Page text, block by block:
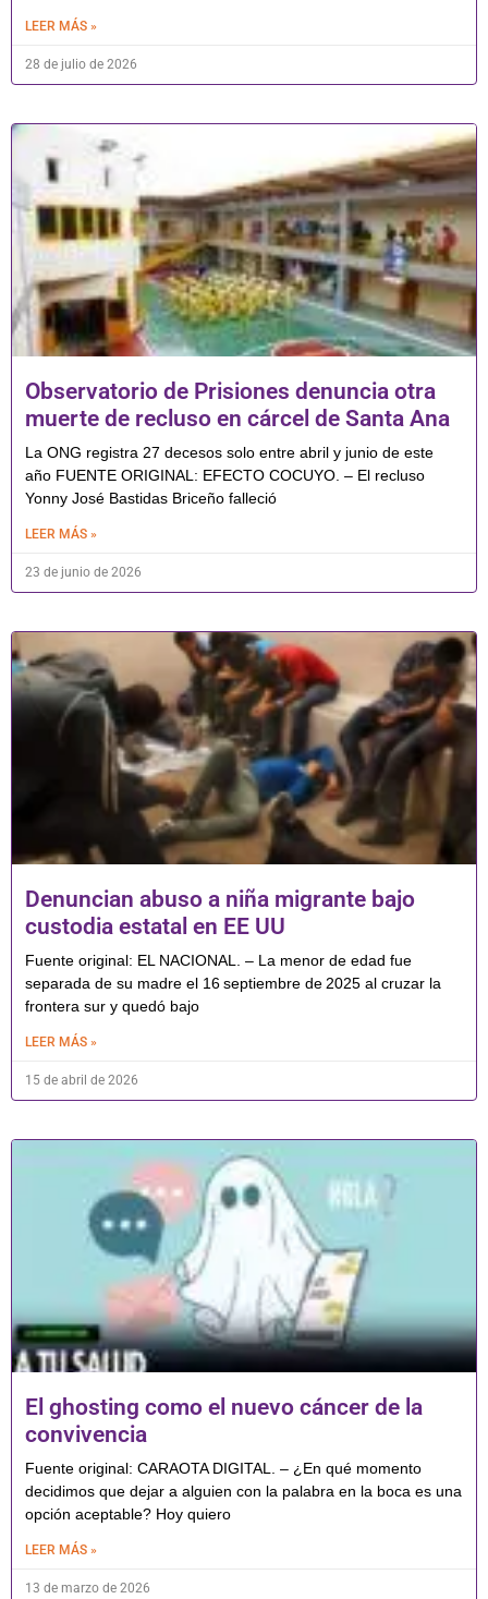
LEER MÁS »
28 de julio de 2026
Observatorio de Prisiones denuncia otra
muerte de recluso en cárcel de Santa Ana
La ONG registra 27 decesos solo entre abril y junio de este
año FUENTE ORIGINAL: EFECTO COCUYO. – El recluso
Yonny José Bastidas Briceño falleció
LEER MÁS »
23 de junio de 2026
Denuncian abuso a niña migrante bajo
custodia estatal en EE UU
Fuente original: EL NACIONAL. – La menor de edad fue
separada de su madre el 16 septiembre de 2025 al cruzar la
frontera sur y quedó bajo
LEER MÁS »
15 de abril de 2026
El ghosting como el nuevo cáncer de la
convivencia
Fuente original: CARAOTA DIGITAL. – ¿En qué momento
decidimos que dejar a alguien con la palabra en la boca es una
opción aceptable? Hoy quiero
LEER MÁS »
13 de marzo de 2026